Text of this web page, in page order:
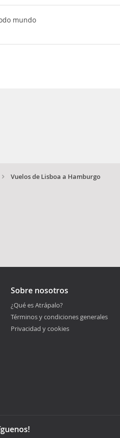
mundo
Vuelos de Lisboa a Hamburgo
Sobre nosotros
¿Qué es Atrápalo?
Términos y condiciones generales
Privacidad y cookies